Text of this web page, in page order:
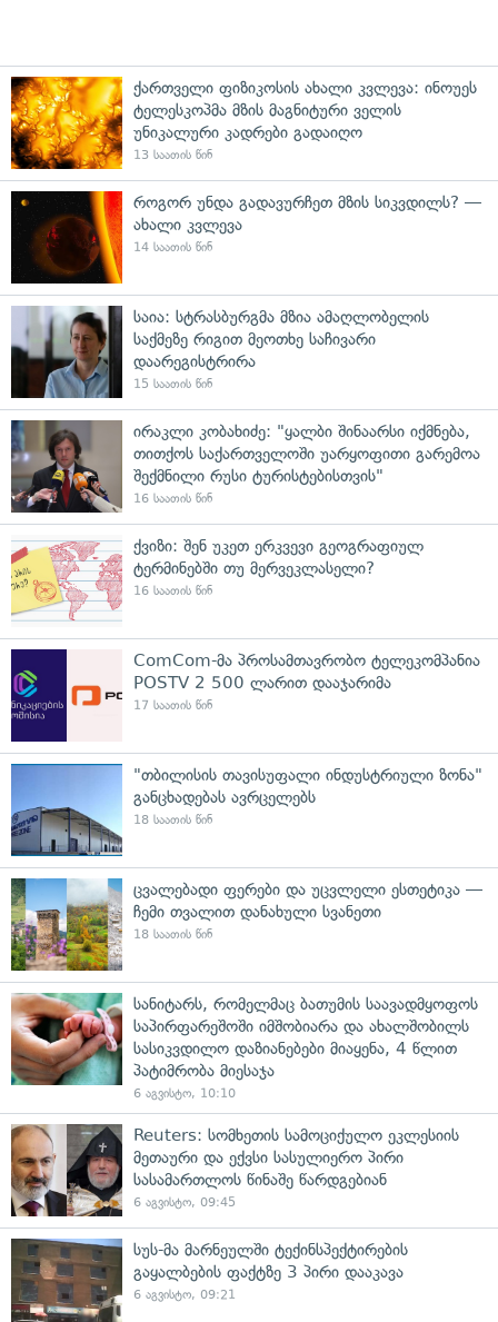
ქართველი ფიზიკოსის ახალი კვლევა: ინოუეს
ტელესკოპმა მზის მაგნიტური ველის
უნიკალური კადრები გადაიღო
13 საათის წინ
როგორ უნდა გადავურჩეთ მზის სიკვდილს? —
ახალი კვლევა
14 საათის წინ
საია: სტრასბურგმა მზია ამაღლობელის
საქმეზე რიგით მეოთხე საჩივარი
დაარეგისტრირა
15 საათის წინ
ირაკლი კობახიძე: "ყალბი შინაარსი იქმნება,
თითქოს საქართველოში უარყოფითი გარემოა
შექმნილი რუსი ტურისტებისთვის"
16 საათის წინ
ქვიზი: შენ უკეთ ერკვევი გეოგრაფიულ
ტერმინებში თუ მერვეკლასელი?
16 საათის წინ
ComCom-მა პროსამთავრობო ტელეკომპანია
POSTV 2 500 ლარით დააჯარიმა
17 საათის წინ
"თბილისის თავისუფალი ინდუსტრიული ზონა"
განცხადებას ავრცელებს
18 საათის წინ
ცვალებადი ფერები და უცვლელი ესთეტიკა —
ჩემი თვალით დანახული სვანეთი
18 საათის წინ
სანიტარს, რომელმაც ბათუმის საავადმყოფოს
საპირფარეშოში იმშობიარა და ახალშობილს
სასიკვდილო დაზიანებები მიაყენა, 4 წლით
პატიმრობა მიესაჯა
6 აგვისტო, 10:10
Reuters: სომხეთის სამოციქულო ეკლესიის
მეთაური და ექვსი სასულიერო პირი
სასამართლოს წინაშე წარდგებიან
6 აგვისტო, 09:45
სუს-მა მარნეულში ტექინსპექტირების
გაყალბების ფაქტზე 3 პირი დააკავა
6 აგვისტო, 09:21